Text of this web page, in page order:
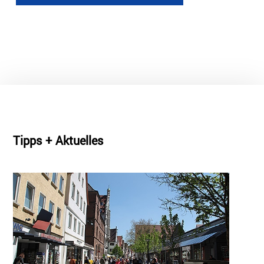
Tipps + Aktuelles